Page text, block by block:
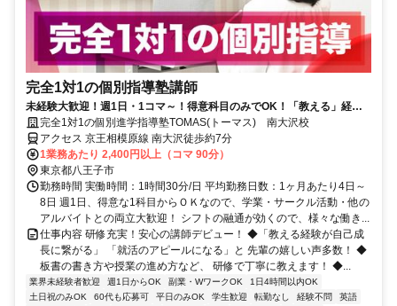
完全1対1の個別指導塾講師
未経験大歓迎！週1日・1コマ～！得意科目のみでOK！「教える」経験
が就活にも役立つと大好評！
完全1対1の個別進学指導塾TOMAS(トーマス) 南大沢校
アクセス 京王相模原線 南大沢徒歩約7分
1業務あたり 2,400円以上（コマ 90分）
東京都八王子市
勤務時間 実働時間：1時間30分/日 平均勤務日数：1ヶ月あたり4日～
8日 週1日、得意な1科目からＯＫなので、学業・サークル活動・他の
アルバイトとの両立大歓迎！ シフトの融通が効くので、様々な働き...
仕事内容 研修充実！安心の講師デビュー！ ◆「教える経験が自己成
長に繋がる」 「就活のアピールになる」と 先輩の嬉しい声多数！ ◆
板書の書き方や授業の進め方など、 研修で丁寧に教えます！ ◆...
業界未経験者歓迎 週1日からOK 副業・WワークOK
1日4時間以内OK
土日祝のみOK
60代も応募可 平日のみOK 学生歓迎 転勤なし 経験不問
英語